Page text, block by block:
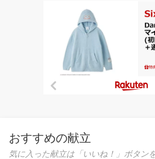
おすすめの献立
気に入った献立は「いいね！」ボタン